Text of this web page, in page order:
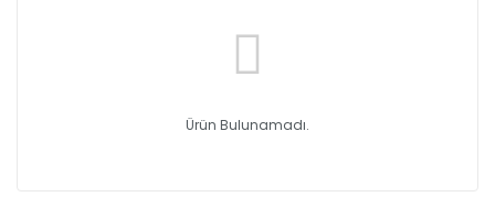
Ürün Bulunamadı.